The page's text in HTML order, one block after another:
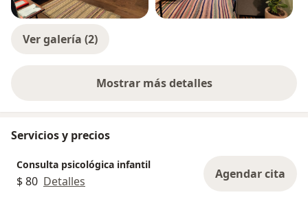
Ver galería (2)
Mostrar más detalles
sobre la experiencia
Servicios y precios
Consulta psicológica infantil
$ 80 Detalles Agendar cita